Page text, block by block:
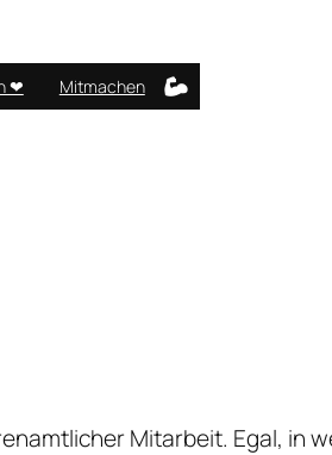
❤︎ Mitmachen
Mitarbeit. Egal, in